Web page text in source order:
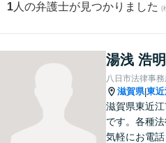
1 人の弁護士が見つかりました (
湯浅 浩明
八日市法律事
滋賀県|東
滋賀県東近
です。各種
気軽にお電話